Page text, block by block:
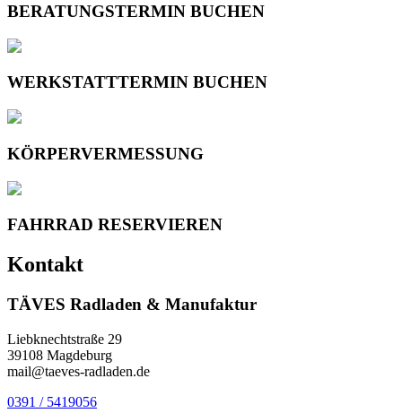
BERATUNGSTERMIN BUCHEN
WERKSTATTTERMIN BUCHEN
KÖRPERVERMESSUNG
FAHRRAD RESERVIEREN
Kontakt
TÄVES Radladen & Manufaktur
Liebknechtstraße 29
39108 Magdeburg
mail@taeves-radladen.de
0391 / 5419056